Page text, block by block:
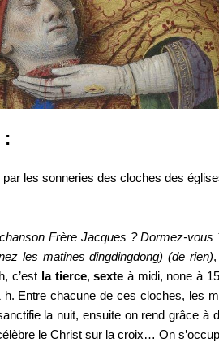
:
les sonneries des cloches des
Frère Jacques ? Dormez-vous
les matines dingdingdong) (de rien)
c’est la tierce,sexte à midi, none à
Entre chacune de ces cloches, les
la nuit, ensuite on rend grâce à
le Christ sur la croix… On